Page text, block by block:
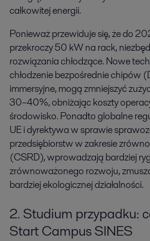
całkowitej energii.
Ponieważ przewiduje się, że do
przekroczy 50 kW na rack,
rozwiązania chłodzące. Nowe
chłodzenie bezpośrednie chipów
immersyjne, mogą zmniejszyć
30–40%, obniżając koszty
środowisko. Ponadto globalne
UE i dyrektywa w sprawie
przedsiębiorstw w zakresie
(CSRD), wprowadzają bardziej
zrównoważonego rozwoju,
bardziej ekologicznej działalności.
2. Studium przypadku:
Start Campus SINES